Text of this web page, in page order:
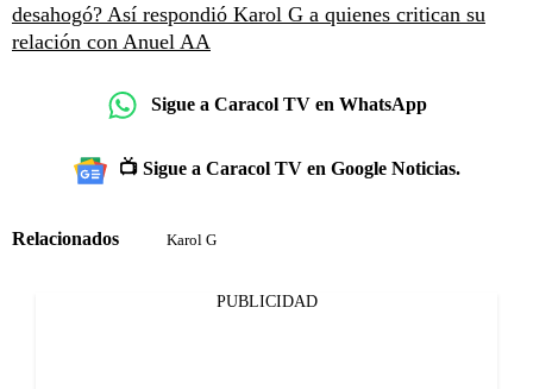
desahogó? Así respondió Karol G a quienes critican su
relación con Anuel AA
Sigue a Caracol TV en WhatsApp
📺 Sigue a Caracol TV en Google Noticias.
Relacionados Karol G
PUBLICIDAD